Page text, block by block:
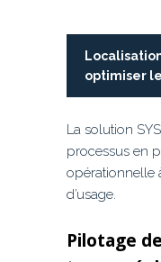
optimiser
La solution
processus en
opérationnelle
d’usage.
Pilotage